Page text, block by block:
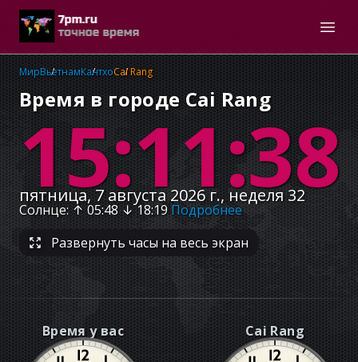
МирВьетнамКантхоCai Rang
Время в городе Cai Rang
15:11:39
пятница, 7 августа 2026 г., неделя 32
Солнце: ↑05:48↓18:19Подробнее
Развернуть часы на весь экран
Время у вас Cai Rang